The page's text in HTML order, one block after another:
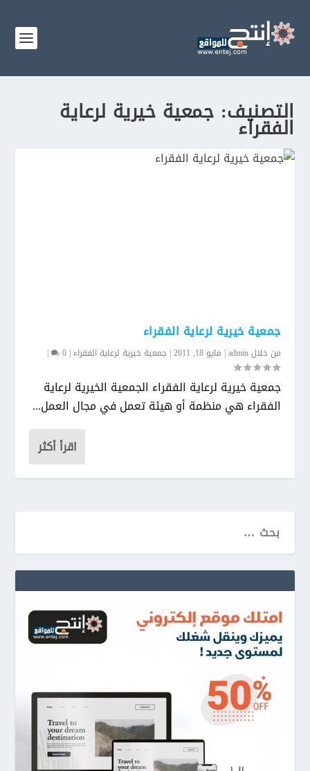
التصنيف: جمعية خيرية لرعاية الفقراء
جمعية خيرية لرعاية الفقراء
من خلالadmin
| مايو 18, 2011 |جمعية خيرية لرعاية الفقراء|
0
|
جمعية خيرية لرعاية الفقراء الجمعية الخيرية لرعاية
الفقراء هي منظمة أو هيئة تعمل في مجال العمل...
اقرأ أكثر